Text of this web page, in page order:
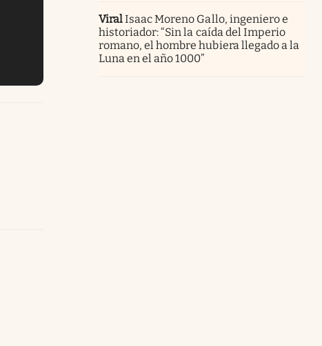
ViralIsaac Moreno Gallo, ingeniero e
historiador: “Sin la caída del Imperio
romano, el hombre hubiera llegado a la
Luna en el año 1000”